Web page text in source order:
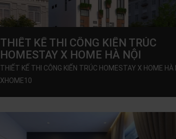
THIẾT KẾ THI CÔNG KIẾN TRÚC
HOMESTAY X HOME HÀ NỘI
XHOME10
THIẾT KẾ THI CÔNG KIẾN TRÚC HOMESTAY X HOME HÀ
XHOME10